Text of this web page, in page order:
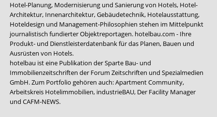
Hotel-Planung, Modernisierung und Sanierung von Hotels, Hotel-
Architektur, Innenarchitektur, Gebäudetechnik, Hotelausstattung,
Hoteldesign und Management-Philosophien stehen im Mittelpunkt
journalistisch fundierter Objektreportagen. hotelbau.com - Ihre
Produkt- und Dienstleisterdatenbank für das Planen, Bauen und
Ausrüsten von Hotels.
hotelbau ist eine Publikation der Sparte Bau- und
Immobilienzeitschriften der Forum Zeitschriften und Spezialmedien
GmbH. Zum Portfolio gehören auch:Apartment Community,
Arbeitskreis Hotelimmobilien, industrieBAU, Der Facility Manager
und CAFM-NEWS.